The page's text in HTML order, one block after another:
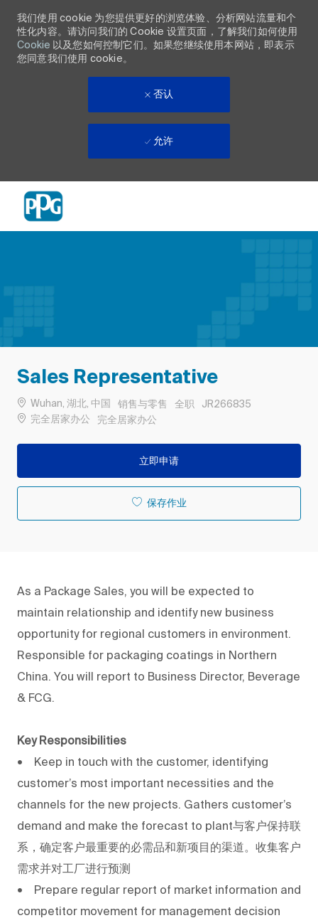
我们使用 cookie 为您提供更好的浏览体验、分析网站流量和个
性化内容。请访问我们的 Cookie 设置页面，了解我们如何使用
Cookie 以及您如何控制它们。如果您继续使用本网站，即表示
您同意我们使用 cookie。
否认
允许
Sales Representative
位置Wuhan, 湖北, 中国 类别
销售与零售 工作类型
全职 作业 ID
JR266835
完全居家办公
Remote
完全居家办公
立即申请
保存作业
As a Package Sales, you will be expected to
maintain relationship and identify new business
opportunity for regional customers in environment.
Responsible for packaging coatings in Northern
China. You will report to Business Director, Beverage
& FCG.
Key Responsibilities
• Keep in touch with the customer, identifying
customer’s most important necessities and the
channels for the new projects. Gathers customer’s
demand and make the forecast to plant与客户保持联
系，确定客户最重要的必需品和新项目的渠道。收集客户
需求并对工厂进行预测
• Prepare regular report of market information and
competitor movement for management decision